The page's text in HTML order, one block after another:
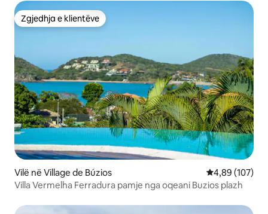
Zgjedhja e klientëve
Zgjedhja e klientëve
Vilë në Village de Búzios Vlerësimi
4,89 (107)
Villa Vermelha Ferradura pamje nga oqeani Buzios plazh